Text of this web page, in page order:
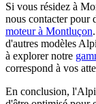
Si vous résidez à
nous contacter pour
moteur à Montluçon
d'autres modèles
à explorer notre
correspond à vos
En conclusion,